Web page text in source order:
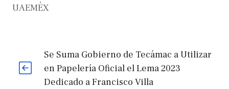
UAEMÉX
Se Suma Gobierno de Tecámac a Utilizar
en Papelería Oficial el Lema 2023
Dedicado a Francisco Villa